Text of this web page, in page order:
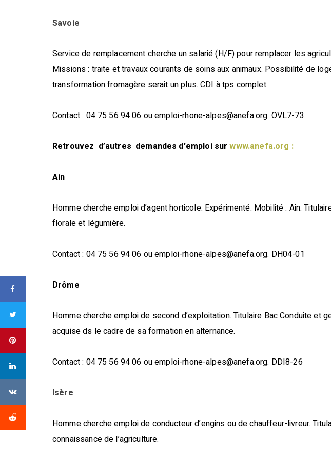
Savoie
Service de remplacement cherche un salarié (H/F) pour remplacer les
Missions : traite et travaux courants de soins aux animaux. Possibilité de
transformation fromagère serait un plus. CDI à tps complet.
Contact : 04 75 56 94 06 ou emploi-rhone-alpes@anefa.org. OVL7-73.
Retrouvez d’autres demandes d’emploi surwww.anefa.org :
Ain
Homme cherche emploi d’agent horticole. Expérimenté. Mobilité : Ain.
florale et légumière.
Contact : 04 75 56 94 06 ou emploi-rhone-alpes@anefa.org. DH04-01
Drôme
Homme cherche emploi de second d’exploitation. Titulaire Bac Conduite et
acquise ds le cadre de sa formation en alternance.
Contact : 04 75 56 94 06 ou emploi-rhone-alpes@anefa.org. DDI8-26
Isère
Homme cherche emploi de conducteur d’engins ou de chauffeur-livreur.
connaissance de l’agriculture.